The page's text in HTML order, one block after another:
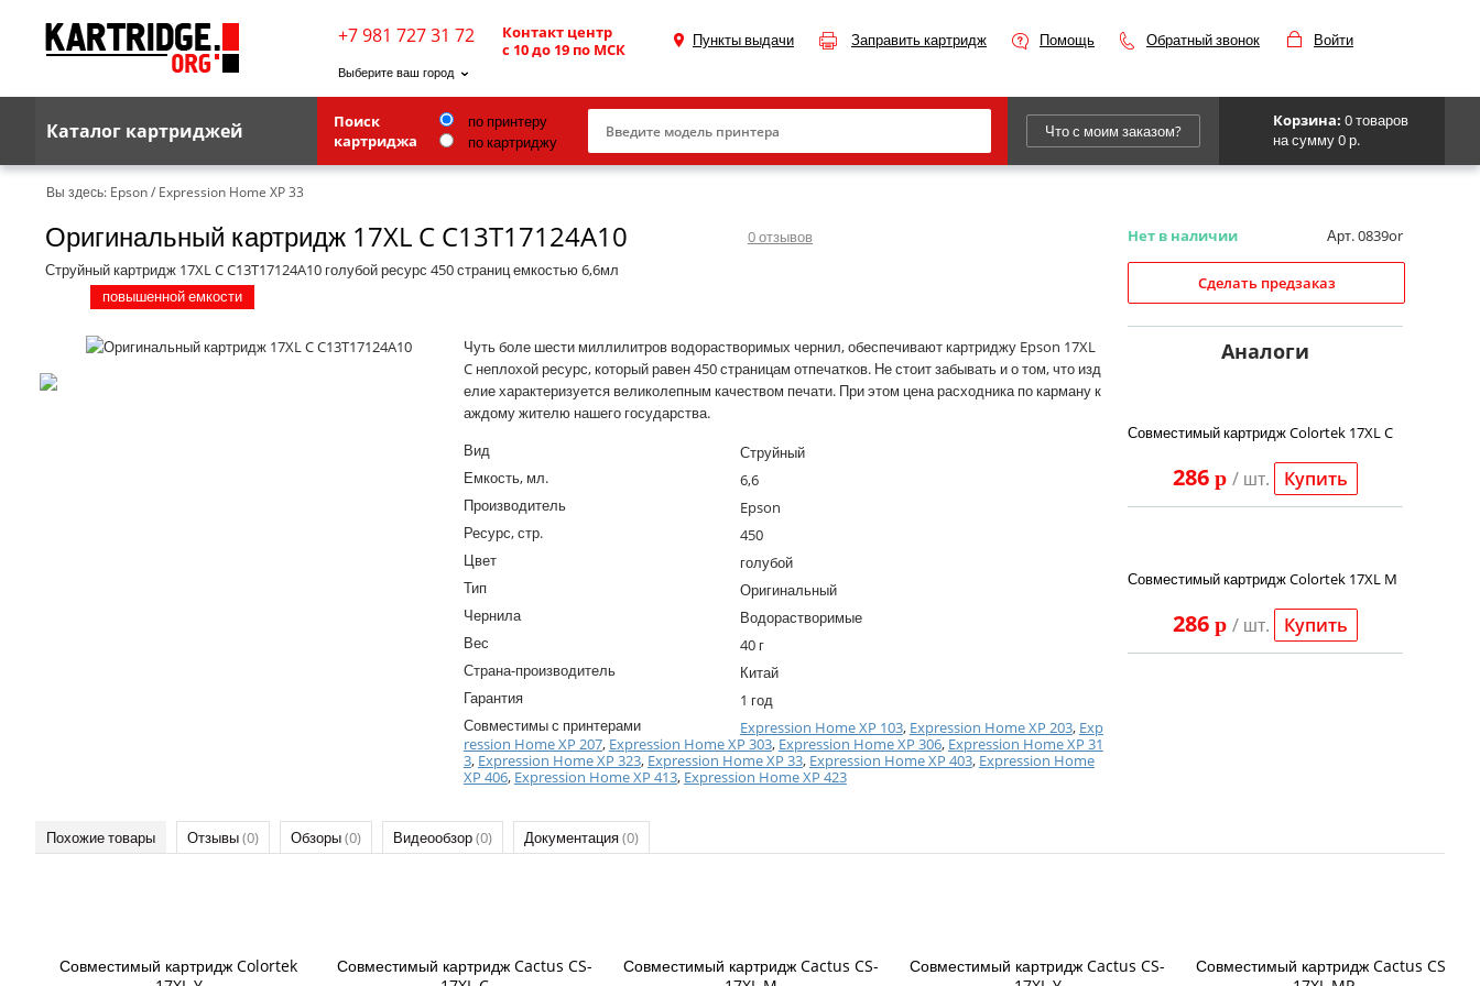
+7 981 727 31 72
Контакт центр
с 10 до 19 по МСК
Выберите ваш город
Пункты выдачи Заправить картридж Помощь Обратный звонок Войти
Каталог картриджей
Brother
G&G
HP
Kodak
Konica Minolta
Lexmark
Ricoh
Samsung
Sharp
Xerox
Для франкировальной машины
Тонер и девелопер
Поиск
картриджа
по принтеру
по картриджу
Что с моим заказом?
Корзина: 0 товаров
на сумму 0 р.
Вы здесь: Epson/ Expression Home XP 33
Оригинальный картридж 17XL C C13T17124A10 0отзывов
Струйный картридж 17XL C C13T17124A10 голубой ресурс 450 страниц емкостью 6,6мл
повышенной емкости
Чуть боле шести миллилитров водорастворимых чернил, обеспечивают картриджу Epson 17XL
C неплохой ресурс, который равен 450 страницам отпечатков. Не стоит забывать и о том, что изд
елие характеризуется великолепным качеством печати. При этом цена расходника по карману к
аждому жителю нашего государства.
Вид
Струйный
Емкость, мл.
6,6
Производитель
Epson
Ресурс, стр.
450
Цвет
голубой
Тип
Оригинальный
Чернила
Водорастворимые
Вес
40 г
Страна-производитель
Китай
Гарантия
1 год
Совместимы с принтерами
Expression Home XP 103, Expression Home XP 203, Exp
ression Home XP 207, Expression Home XP 303, Expression Home XP 306, Expression Home XP 31
3, Expression Home XP 323, Expression Home XP 33, Expression Home XP 403, Expression Home
XP 406, Expression Home XP 413, Expression Home XP 423
Нет в наличии Арт. 0839or
Сделать предзаказ
Аналоги
Совместимый картридж Colortek 17XL C
286p / шт. Купить
Совместимый картридж Colortek 17XL M
286p / шт. Купить
Похожие товары Отзывы(0) Обзоры(0) Видеообзор(0) Документация(0)
Совместимый картридж Colortek
Совместимый картридж Cactus CS-
Совместимый картридж Cactus CS-
Совместимый картридж Cactus CS-
Совместимый картридж Cactus CS-